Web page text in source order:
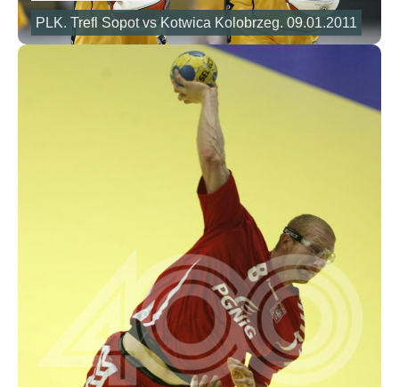
PLK. Trefl Sopot vs Kotwica Kolobrzeg. 09.01.2011